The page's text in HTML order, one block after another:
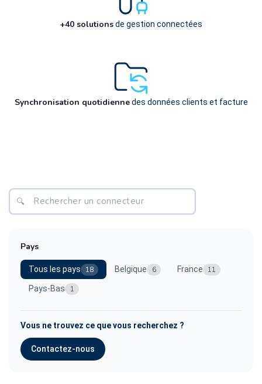
+40 solutionsde gestion connectées
Synchronisation quotidiennedes données clients et facture
Pays
Tous les pays 18 Belgique 6 France 11
Pays-Bas 1
Vous ne trouvez ce que vous recherchez ?
Contactez-nous